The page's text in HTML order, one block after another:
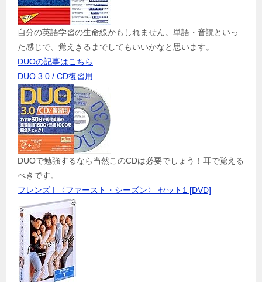
自分の英語学習の生命線かもしれません。単語・音読といっ
た感じで、覚えきるまでしてもいいかなと思います。
DUOの記事はこちら
DUO 3.0 / CD復習用
DUOで勉強するなら当然このCDは必要でしょう！耳で覚える
べきです。
フレンズ I 〈ファースト・シーズン〉 セット1 [DVD]